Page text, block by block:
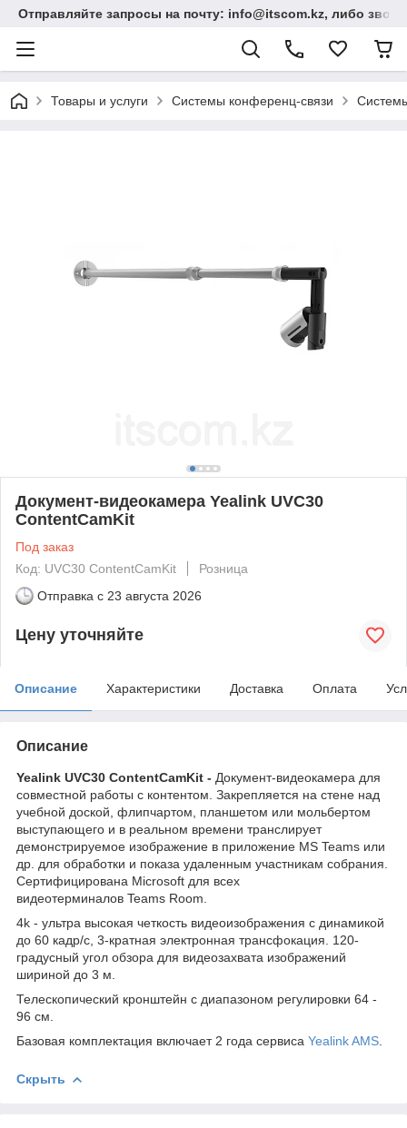
Отправляйте запросы на почту: info@itscom.kz, либо
Товары и услуги Системы конференц-связи
Документ-видеокамера Yealink UVC30
ContentCamKit
Под заказ
Код: UVC30 ContentCamKit
Розница
Отправка с 23 августа 2026
Цену уточняйте
Описание Характеристики Доставка Оплата
Описание
Yealink UVC30 ContentCamKit - Документ-видеокамера для
совместной работы с контентом. Закрепляется на стене над
учебной доской, флипчартом, планшетом или мольбертом
выступающего и в реальном времени транслирует
демонстрируемое изображение в приложение MS Teams или
др. для обработки и показа удаленным участникам собрания.
Сертифицирована Microsoft для всех
видеотерминалов Teams Room.
4k - ультра высокая четкость видеоизображения с динамикой
до 60 кадр/с, 3-кратная электронная трансфокация. 120-
градусный угол обзора для видеозахвата изображений
шириной до 3 м.
Телескопический кронштейн с диапазоном регулировки 64 -
96 см.
Базовая комплектация включает 2 года сервиса Yealink AMS
Скрыть